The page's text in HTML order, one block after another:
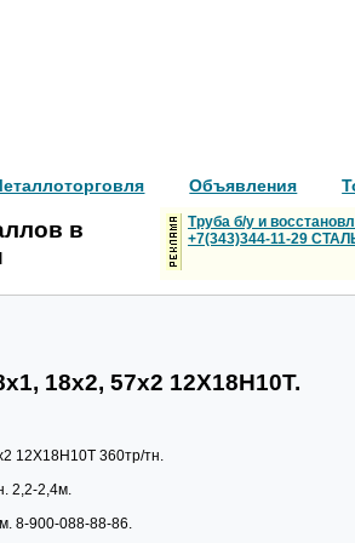
Объявления
в
Труба б/у и
+7(343)344-11-29
18х2, 57х2 12Х18Н10Т.
12Х18Н10Т 360тр/тн.
2,2-2,4м.
8-900-088-88-86.